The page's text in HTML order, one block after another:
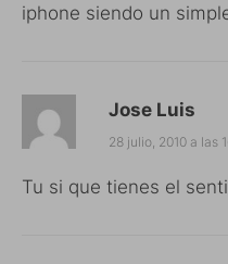
iphone siendo un
Jose Luis
28 julio, 2010 a las
Tu si que tienes el